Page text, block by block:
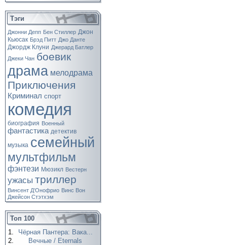
Тэги
Джонни Депп Бен Стиллер Джон
Кьюсак Брэд Питт Джо Данте
Джордж Клуни Джерард Батлер
Джеки Чан боевик
драма мелодрама
Приключения
Криминал спорт
комедия
биография Военный
фантастика детектив
музыка семейный
мультфильм
фэнтези Мюзикл Вестерн
ужасы триллер
Винсент Д’Онофрио Винс Вон
Джейсон Стэтхэм
Топ 100
1.
Чёрная Пантера: Вака...
2.
Вечные / Eternals